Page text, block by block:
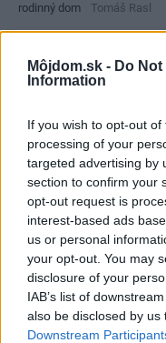
Môjdom.sk - Do
Information
If you wish to opt-out
processing of your
targeted advertising by
section to confirm your
opt-out request is
interest-based ads
us or personal
your opt-out. You may
disclosure of your
IAB’s list of
also be disclosed by
Downstream
rodinný dom
Tomáš Rasl
Na prvom podlaží
ďalej veľkú obývaciu
centrálne točité
podlaží sa
Postavil si chatu
Prehľad:
Autor: ALT Architekti